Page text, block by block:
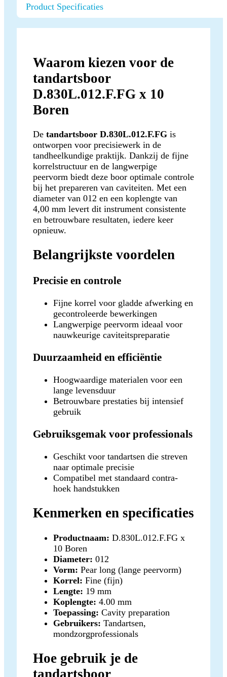
Product Specificaties
Waarom kiezen voor de
tandartsboor
D.830L.012.F.FG x 10
Boren
De tandartsboor D.830L.012.F.FG is
ontworpen voor precisiewerk in de
tandheelkundige praktijk. Dankzij de fijne
korrelstructuur en de langwerpige
peervorm biedt deze boor optimale controle
bij het prepareren van caviteiten. Met een
diameter van 012 en een koplengte van
4,00 mm levert dit instrument consistente
en betrouwbare resultaten, iedere keer
opnieuw.
Belangrijkste voordelen
Precisie en controle
Fijne korrel voor gladde afwerking en
gecontroleerde bewerkingen
Langwerpige peervorm ideaal voor
nauwkeurige caviteitspreparatie
Duurzaamheid en efficiëntie
Hoogwaardige materialen voor een
lange levensduur
Betrouwbare prestaties bij intensief
gebruik
Gebruiksgemak voor professionals
Geschikt voor tandartsen die streven
naar optimale precisie
Compatibel met standaard contra-
hoek handstukken
Kenmerken en specificaties
Productnaam: D.830L.012.F.FG x
10 Boren
Diameter: 012
Vorm: Pear long (lange peervorm)
Korrel: Fine (fijn)
Lengte: 19 mm
Koplengte: 4.00 mm
Toepassing: Cavity preparation
Gebruikers: Tandartsen,
mondzorgprofessionals
Hoe gebruik je de